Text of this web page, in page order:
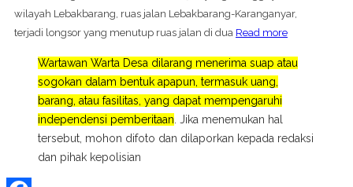
wilayah Lebakbarang, ruas jalan Lebakbarang-Karanganyar,
terjadi longsor yang menutup ruas jalan di dua Read more
Wartawan Warta Desa dilarang menerima suap atau
sogokan dalam bentuk apapun, termasuk uang,
barang, atau fasilitas, yang dapat mempengaruhi
independensi pemberitaan . Jika menemukan hal
tersebut, mohon difoto dan dilaporkan kepada redaksi
dan pihak kepolisian